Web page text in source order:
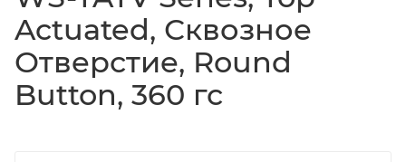
Actuated, Сквозное
Отверстие, Round
Button, 360 гс